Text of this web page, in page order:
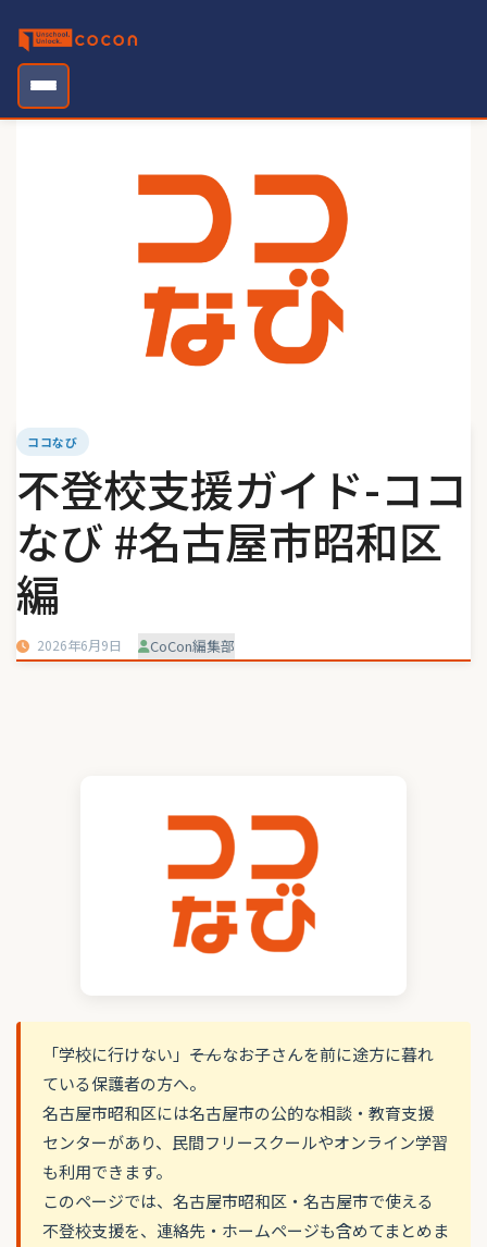
content
ココなび
不登校支援ガイド-ココ
なび #名古屋市昭和区
編
2026年6月9日 CoCon編集部
「学校に行けない」――そんなお子さんを前に途方に暮れ
ている保護者の方へ。
名古屋市昭和区には名古屋市の公的な相談・教育支援
センターがあり、民間フリースクールやオンライン学習
も利用できます。
このページでは、名古屋市昭和区・名古屋市で使える
不登校支援を、連絡先・ホームページも含めてまとめま